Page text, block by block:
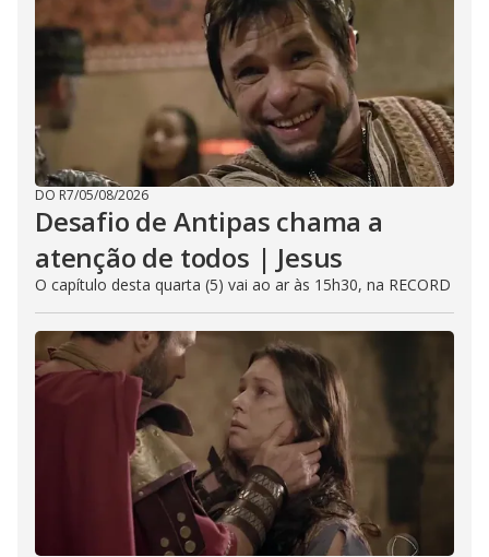
DO R7/05/08/2026
Desafio de Antipas chama a
atenção de todos | Jesus
O capítulo desta quarta (5) vai ao ar às 15h30, na RECORD